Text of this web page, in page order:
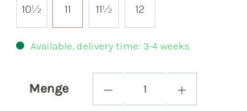
10½ 11 11½ 12
Available, delivery time: 3-4 weeks
Menge
Product Quantity: Enter